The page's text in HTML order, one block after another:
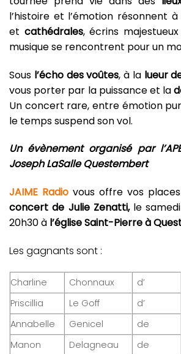
l’histoire et l’émotion résonnent à
et cathédrales, écrins
musique se rencontrent pour un
Sous l’écho des voûtes, à la lueur
vous porter par la puissance et la
Un concert rare, entre émotion
le temps suspend son vol.
Un évènement organisé par
Joseph LaSalle Questembert
JAIME Radio vous offre vos
concert de Julie Zenatti,le
20h30 à l’église Saint-Pierre à
Les gagnants sont :
Charline Chonnaux d’
Priscillia
Le Goff d’
Annabelle
Genicel de
Manon
Delagneau de